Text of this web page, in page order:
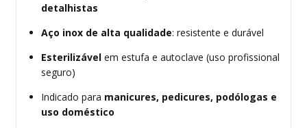
detalhistas
Aço inox de alta qualidade: resistente e durável
Esterilizável em estufa e autoclave (uso profissional
seguro)
Indicado para manicures, pedicures, podólogas e
uso doméstico